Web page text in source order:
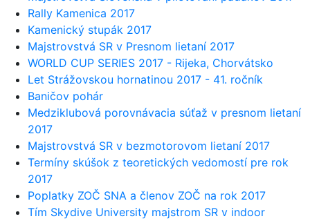
Rally Kamenica 2017
Kamenický stupák 2017
Majstrovstvá SR v Presnom lietaní 2017
WORLD CUP SERIES 2017 - Rijeka, Chorvátsko
Let Strážovskou hornatinou 2017 - 41. ročník
Baničov pohár
Medziklubová porovnávacia súťaž v presnom lietaní
2017
Majstrovstvá SR v bezmotorovom lietaní 2017
Termíny skúšok z teoretických vedomostí pre rok
2017
Poplatky ZOČ SNA a členov ZOČ na rok 2017
Tím Skydive University majstrom SR v indoor